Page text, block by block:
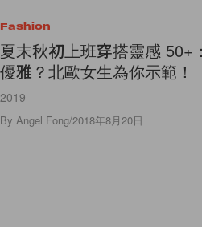
Fashion
夏末秋初上班穿搭靈感 50+
優雅？北歐女生為你示範！
2019
By Angel Fong/2018年8月20日